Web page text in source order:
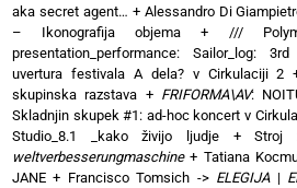
aka secret agent… + Alessandro Di
– Ikonografija objema + ///
presentation_performance: Sailor_log:
uvertura festivala A dela? v Cirkulaciji 2
skupinska razstava + FRIFORMA\AV:
Skladnjin skupek #1: ad-hoc koncert v
Studio_8.1 _kako živijo ljudje +Stroj
weltverbesserungmaschine+ Tatiana
JANE + Francisco Tomsich -> ELEGIJA|